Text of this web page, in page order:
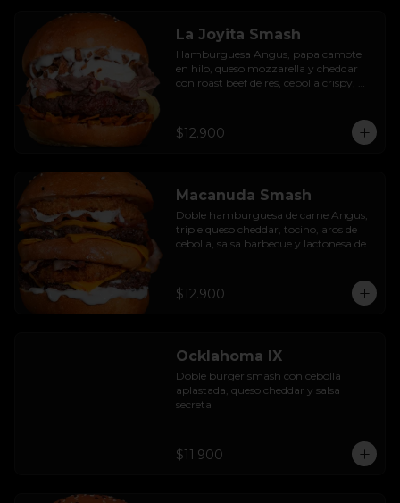
La Joyita Smash
Hamburguesa Angus, papa camote
en hilo, queso mozzarella y cheddar
con roast beef de res, cebolla crispy,
$12.900
Macanuda Smash
Doble hamburguesa de carne Angus,
triple queso cheddar, tocino, aros de
cebolla, salsa barbecue y lactonesa de
$12.900
Ocklahoma IX
Doble burger smash con cebolla
aplastada, queso cheddar y salsa
secreta
$11.900